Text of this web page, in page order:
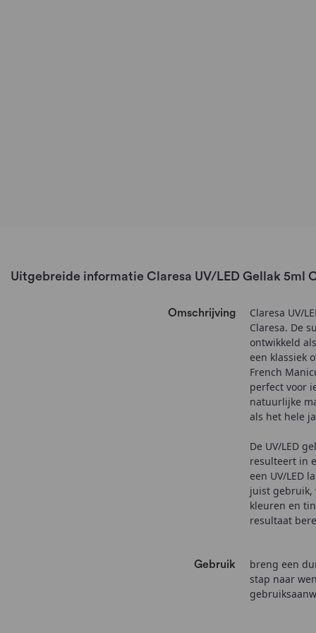
Uitgebreide informatie Claresa UV/LED Gellak 5ml
Omschrijving
Claresa UV/
Claresa. De
ontwikkeld
een klassiek
French
perfect voor
natuurlijke
als het hele
De UV/LED
resulteert in
een UV/LED
juist gebruik,
kleuren en
resultaat
Gebruik
breng een
stap naar